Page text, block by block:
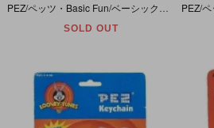
SOLD OUT